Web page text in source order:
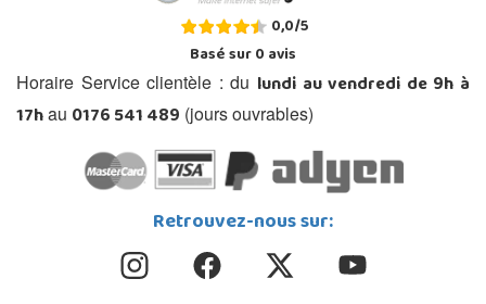
0,0/5
Basé sur0avis
Horaire Service clientèle : du lundi au vendredi de 9h à
17hau 0176 541 489 (jours ouvrables)
Retrouvez-nous sur: